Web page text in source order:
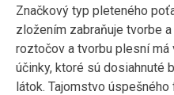
Značkový typ pleteného
zložením zabraňuje tvorbe
roztočov a tvorbu plesní má
účinky, ktoré sú dosiahnuté
látok. Tajomstvo